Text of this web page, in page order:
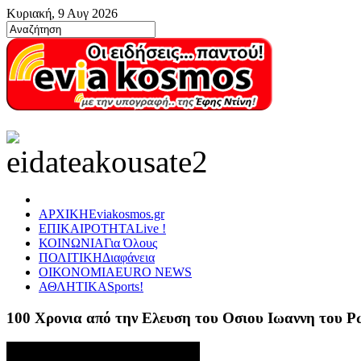
Κυριακή, 9 Αυγ 2026
ΑΡΧΙΚΗEviakosmos.gr
ΕΠΙΚΑΙΡΟΤΗΤΑLive !
ΚΟΙΝΩΝΙΑΓια Όλους
ΠΟΛΙΤΙΚΗΔιαφάνεια
ΟΙΚΟΝΟΜΙΑEURO NEWS
ΑΘΛΗΤΙΚΑSports!
100 Χρονια από την Ελευση του Οσιου Ιωαννη του